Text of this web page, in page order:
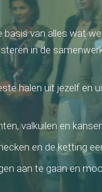
van alles wat
in de
halen uit jezelf en
valkuilen en
en de ketting
aan te gaan en